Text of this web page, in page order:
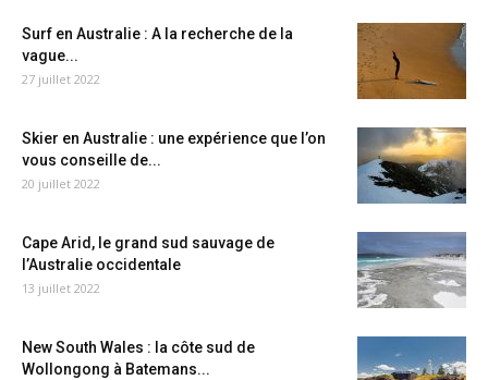
Surf en Australie : A la recherche de la
vague...
27 juillet 2022
Skier en Australie : une expérience que l’on
vous conseille de...
20 juillet 2022
Cape Arid, le grand sud sauvage de
l’Australie occidentale
13 juillet 2022
New South Wales : la côte sud de
Wollongong à Batemans...